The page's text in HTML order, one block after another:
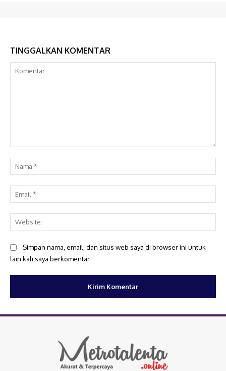
TINGGALKAN KOMENTAR
Simpan nama, email, dan situs web saya di browser ini untuk
lain kali saya berkomentar.